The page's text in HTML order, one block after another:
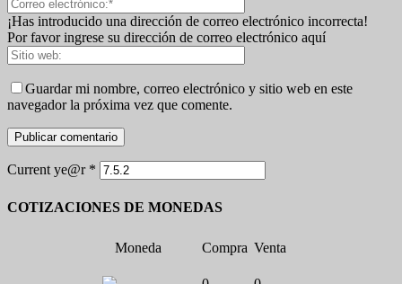
¡Has introducido una dirección de correo electrónico incorrecta!
Por favor ingrese su dirección de correo electrónico aquí
Guardar mi nombre, correo electrónico y sitio web en este
navegador la próxima vez que comente.
Current ye@r *
COTIZACIONES DE MONEDAS
Moneda Compra Venta